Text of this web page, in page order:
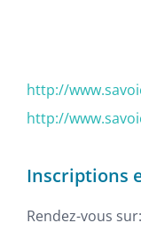
http://
http://
Inscriptions
Rendez-vous sur: